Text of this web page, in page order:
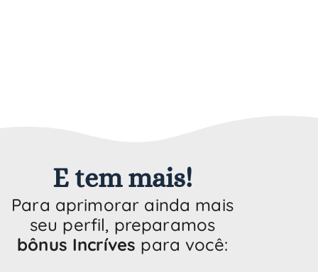
E tem mais!
Para aprimorar ainda mais
seu perfil, preparamos
bônus Incríves para você: